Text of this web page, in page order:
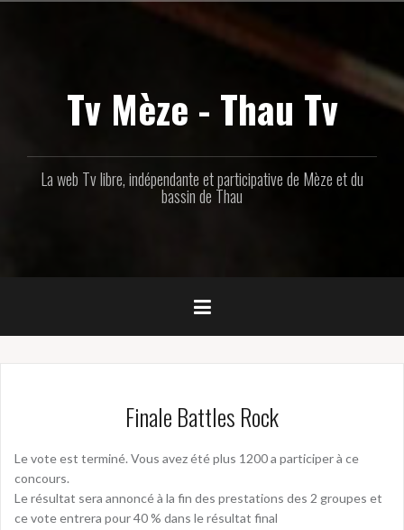
Tv Mèze - Thau Tv
La web Tv libre, indépendante et participative de Mèze et du
bassin de Thau
Finale Battles Rock
Le vote est terminé. Vous avez été plus 1200 a participer à ce
concours.
Le résultat sera annoncé à la fin des prestations des 2 groupes et
ce vote entrera pour 40 % dans le résultat final